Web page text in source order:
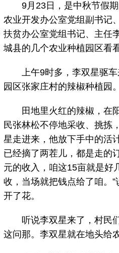
9月23日，是中秋节假期
农业开发办公室党组副书记
扶贫办公室党组书记、主任
城县的几个农业种植园区看
上午9时多，李双星驱车
园区张家庄村的辣椒种植园。
田地里火红的辣椒，在
民张林松不停地采收、挑拣
星走进来，他放下手中的活
已经摘了两茬儿，都是走的
元的收入，咱这15亩就是好
收，当场就把钱点给了咱。
开了花。
听说李双星来了，村民们
这问那。李双星就在地头给